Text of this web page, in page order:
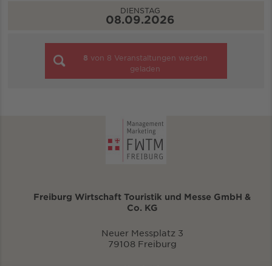
DIENSTAG
08.09.2026
8 von 8 Veranstaltungen werden
geladen
Freiburg Wirtschaft Touristik und Messe GmbH &
Co. KG
Neuer Messplatz 3
79108 Freiburg